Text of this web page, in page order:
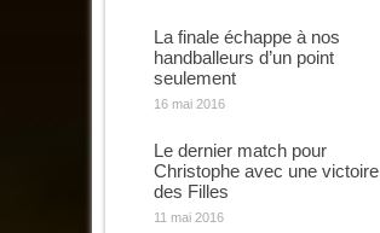
La finale échappe à nos
handballeurs d’un point
seulement
16 mai 2016
Le dernier match pour
Christophe avec une victoire
des Filles
11 mai 2016